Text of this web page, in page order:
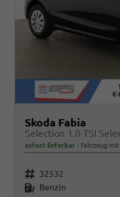
Skoda Fabia
sofort lieferbar Fahrzeug
Fahrzeugnr. 32532
Kraftstoff Benzin